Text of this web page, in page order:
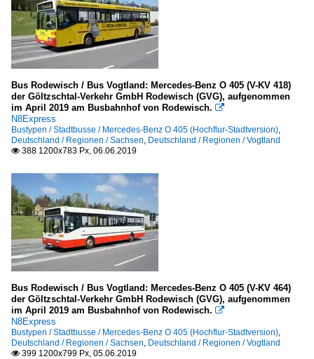
Bus Rodewisch / Bus Vogtland: Mercedes-Benz O 405 (V-KV 418)
der Göltzschtal-Verkehr GmbH Rodewisch (GVG), aufgenommen
im April 2019 am Busbahnhof von Rodewisch. 
N8Express
Bustypen / Stadtbusse / Mercedes-Benz O 405 (Hochflur-Stadtversion),
Deutschland / Regionen / Sachsen, Deutschland / Regionen / Vogtland
 388 1200x783 Px, 06.06.2019
Bus Rodewisch / Bus Vogtland: Mercedes-Benz O 405 (V-KV 464)
der Göltzschtal-Verkehr GmbH Rodewisch (GVG), aufgenommen
im April 2019 am Busbahnhof von Rodewisch. 
N8Express
Bustypen / Stadtbusse / Mercedes-Benz O 405 (Hochflur-Stadtversion),
Deutschland / Regionen / Sachsen, Deutschland / Regionen / Vogtland
 399 1200x799 Px, 05.06.2019